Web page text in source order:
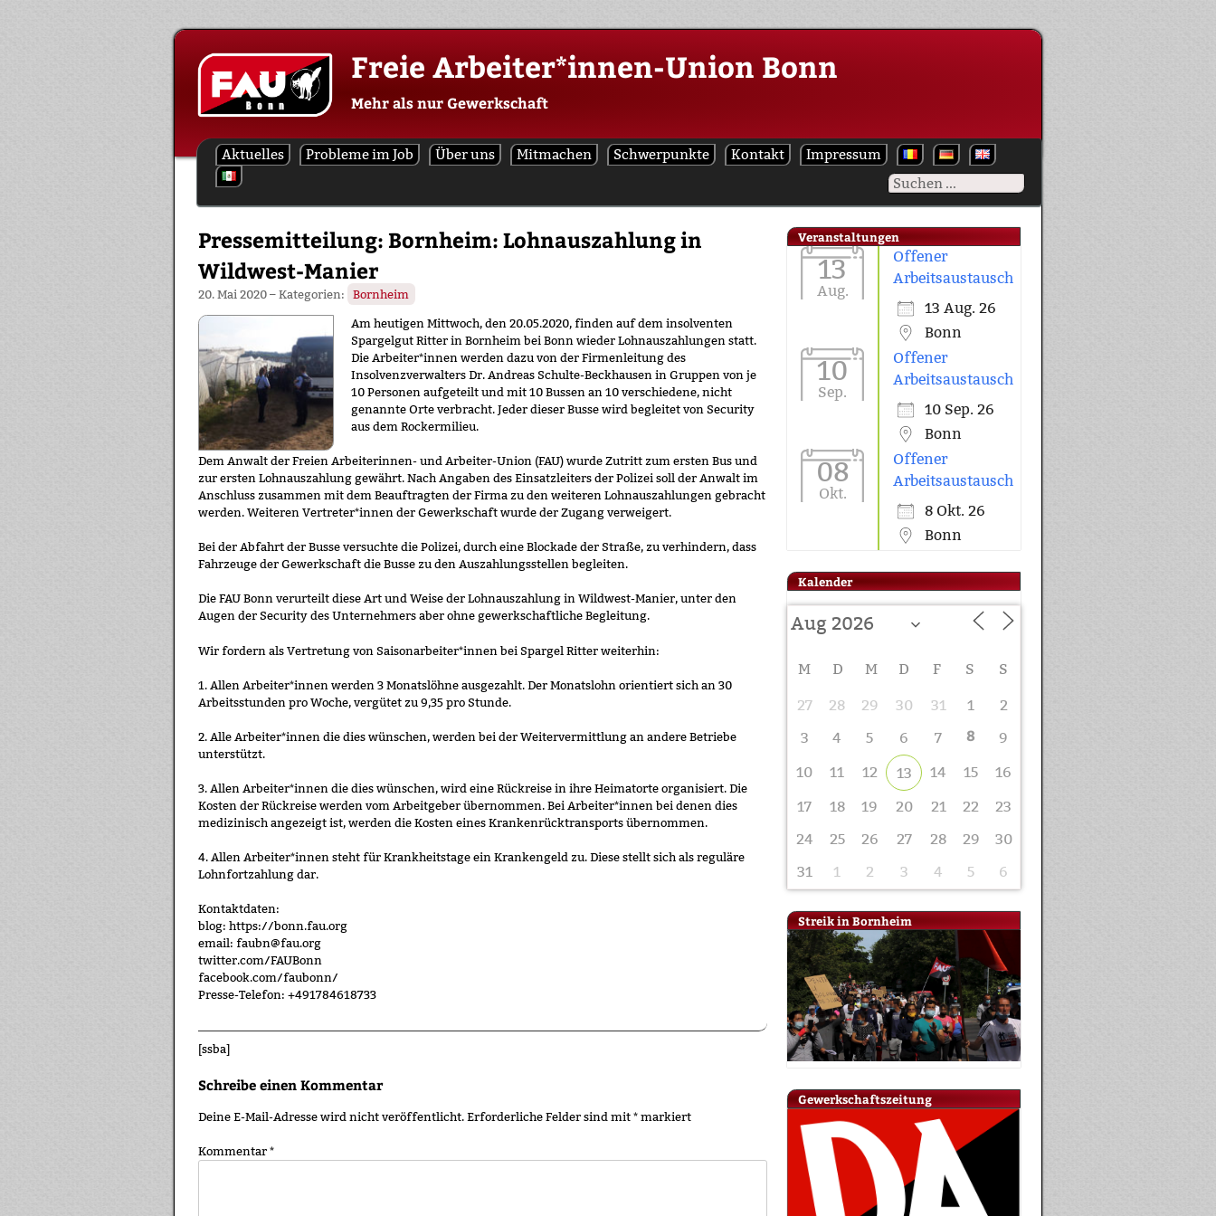
Skip
content
Freie Arbeiter*innen-Union Bonn
Mehr als nur Gewerkschaft
Aktuelles Probleme im Job Über uns Mitmachen Schwerpunkte Kontakt Impressum
Pressemitteilung: Bornheim: Lohnauszahlung in
Wildwest-Manier
20. Mai 2020– Kategorien:
Bornheim
Am heutigen Mittwoch, den 20.05.2020, finden auf dem insolventen
Spargelgut Ritter in Bornheim bei Bonn wieder Lohnauszahlungen statt.
Die Arbeiter*innen werden dazu von der Firmenleitung des
Insolvenzverwalters Dr. Andreas Schulte-Beckhausen in Gruppen von je
10 Personen aufgeteilt und mit 10 Bussen an 10 verschiedene, nicht
genannte Orte verbracht. Jeder dieser Busse wird begleitet von Security
aus dem Rockermilieu.
Dem Anwalt der Freien Arbeiterinnen- und Arbeiter-Union (FAU) wurde Zutritt zum ersten Bus und
zur ersten Lohnauszahlung gewährt. Nach Angaben des Einsatzleiters der Polizei soll der Anwalt im
Anschluss zusammen mit dem Beauftragten der Firma zu den weiteren Lohnauszahlungen gebracht
werden. Weiteren Vertreter*innen der Gewerkschaft wurde der Zugang verweigert.
Bei der Abfahrt der Busse versuchte die Polizei, durch eine Blockade der Straße, zu verhindern, dass
Fahrzeuge der Gewerkschaft die Busse zu den Auszahlungsstellen begleiten.
Die FAU Bonn verurteilt diese Art und Weise der Lohnauszahlung in Wildwest-Manier, unter den
Augen der Security des Unternehmers aber ohne gewerkschaftliche Begleitung.
Wir fordern als Vertretung von Saisonarbeiter*innen bei Spargel Ritter weiterhin:
1. Allen Arbeiter*innen werden 3 Monatslöhne ausgezahlt. Der Monatslohn orientiert sich an 30
Arbeitsstunden pro Woche, vergütet zu 9,35 pro Stunde.
2. Alle Arbeiter*innen die dies wünschen, werden bei der Weitervermittlung an andere Betriebe
unterstützt.
3. Allen Arbeiter*innen die dies wünschen, wird eine Rückreise in ihre Heimatorte organisiert. Die
Kosten der Rückreise werden vom Arbeitgeber übernommen. Bei Arbeiter*innen bei denen dies
medizinisch angezeigt ist, werden die Kosten eines Krankenrücktransports übernommen.
4. Allen Arbeiter*innen steht für Krankheitstage ein Krankengeld zu. Diese stellt sich als reguläre
Lohnfortzahlung dar.
Kontaktdaten:
blog: https://bonn.fau.org
email: faubn@fau.org
twitter.com/FAUBonn
facebook.com/faubonn/
Presse-Telefon: +491784618733
[ssba]
Schreibe einen Kommentar
Deine E-Mail-Adresse wird nicht veröffentlicht.Erforderliche Felder sind mit*markiert
Kommentar*
Veranstaltungen
13
Aug.
Offener
Arbeitsaustausch
13 Aug. 26
Bonn
10
Sep.
Offener
Arbeitsaustausch
10 Sep. 26
Bonn
08
Okt.
Offener
Arbeitsaustausch
8 Okt. 26
Bonn
Kalender
M D M D F S S
27 28 29 30 31 1
2
3
4 5 6 7 8
9
10
11 12 13 14 15
16
17
18 19 20 21 22
23
24
25 26 27 28 29
30
31
1 2 3 4 5 6
Streik in Bornheim
Gewerkschaftszeitung